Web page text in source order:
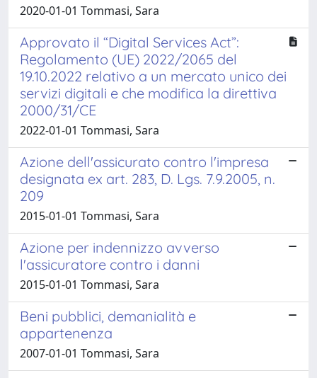
2020-01-01 Tommasi, Sara
Approvato il “Digital Services Act”:
Regolamento (UE) 2022/2065 del
19.10.2022 relativo a un mercato unico dei
servizi digitali e che modifica la direttiva
2000/31/CE
2022-01-01 Tommasi, Sara
Azione dell'assicurato contro l'impresa
designata ex art. 283, D. Lgs. 7.9.2005, n.
209
2015-01-01 Tommasi, Sara
Azione per indennizzo avverso
l'assicuratore contro i danni
2015-01-01 Tommasi, Sara
Beni pubblici, demanialità e
appartenenza
2007-01-01 Tommasi, Sara